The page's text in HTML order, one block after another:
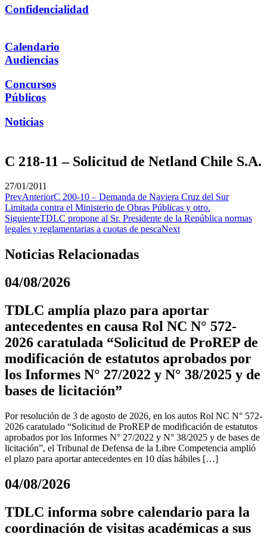
Confidencialidad
Calendario
Audiencias
Concursos
Públicos
Noticias
C 218-11 – Solicitud de Netland Chile S.A.
27/01/2011
PrevAnteriorC 200-10 – Demanda de Naviera Cruz del Sur
Limitada contra el Ministerio de Obras Públicas y otro.
SiguienteTDLC propone al Sr. Presidente de la República normas
legales y reglamentarias a cuotas de pescaNext
Noticias Relacionadas
04/08/2026
TDLC amplía plazo para aportar
antecedentes en causa Rol NC N° 572-
2026 caratulada “Solicitud de ProREP de
modificación de estatutos aprobados por
los Informes N° 27/2022 y N° 38/2025 y de
bases de licitación”
Por resolución de 3 de agosto de 2026, en los autos Rol NC N° 572-
2026 caratulado “Solicitud de ProREP de modificación de estatutos
aprobados por los Informes N° 27/2022 y N° 38/2025 y de bases de
licitación”, el Tribunal de Defensa de la Libre Competencia amplió
el plazo para aportar antecedentes en 10 días hábiles […]
04/08/2026
TDLC informa sobre calendario para la
coordinación de visitas académicas a sus